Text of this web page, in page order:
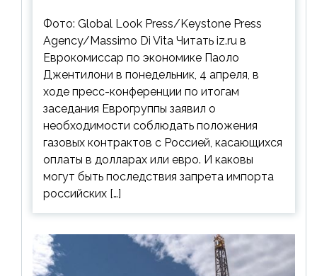
Фото: Global Look Press/Keystone Press
Agency/Massimo Di Vita Читать iz.ru в
Еврокомиссар по экономике Паоло
Джентилони в понедельник, 4 апреля, в
ходе пресс-конференции по итогам
заседания Еврогруппы заявил о
необходимости соблюдать положения
газовых контрактов с Россией, касающихся
оплаты в долларах или евро. И каковы
могут быть последствия запрета импорта
российских […]